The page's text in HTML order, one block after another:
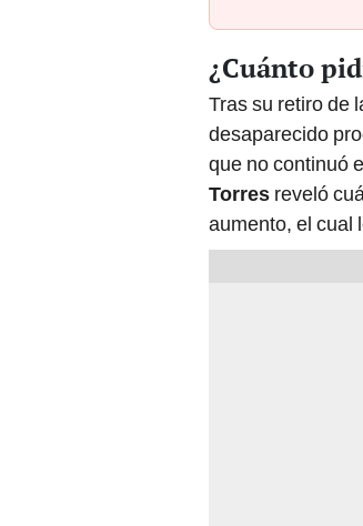
¿Cuánto
Tras su retiro de
desaparecido
que no continuó
Torres reveló
aumento, el cual